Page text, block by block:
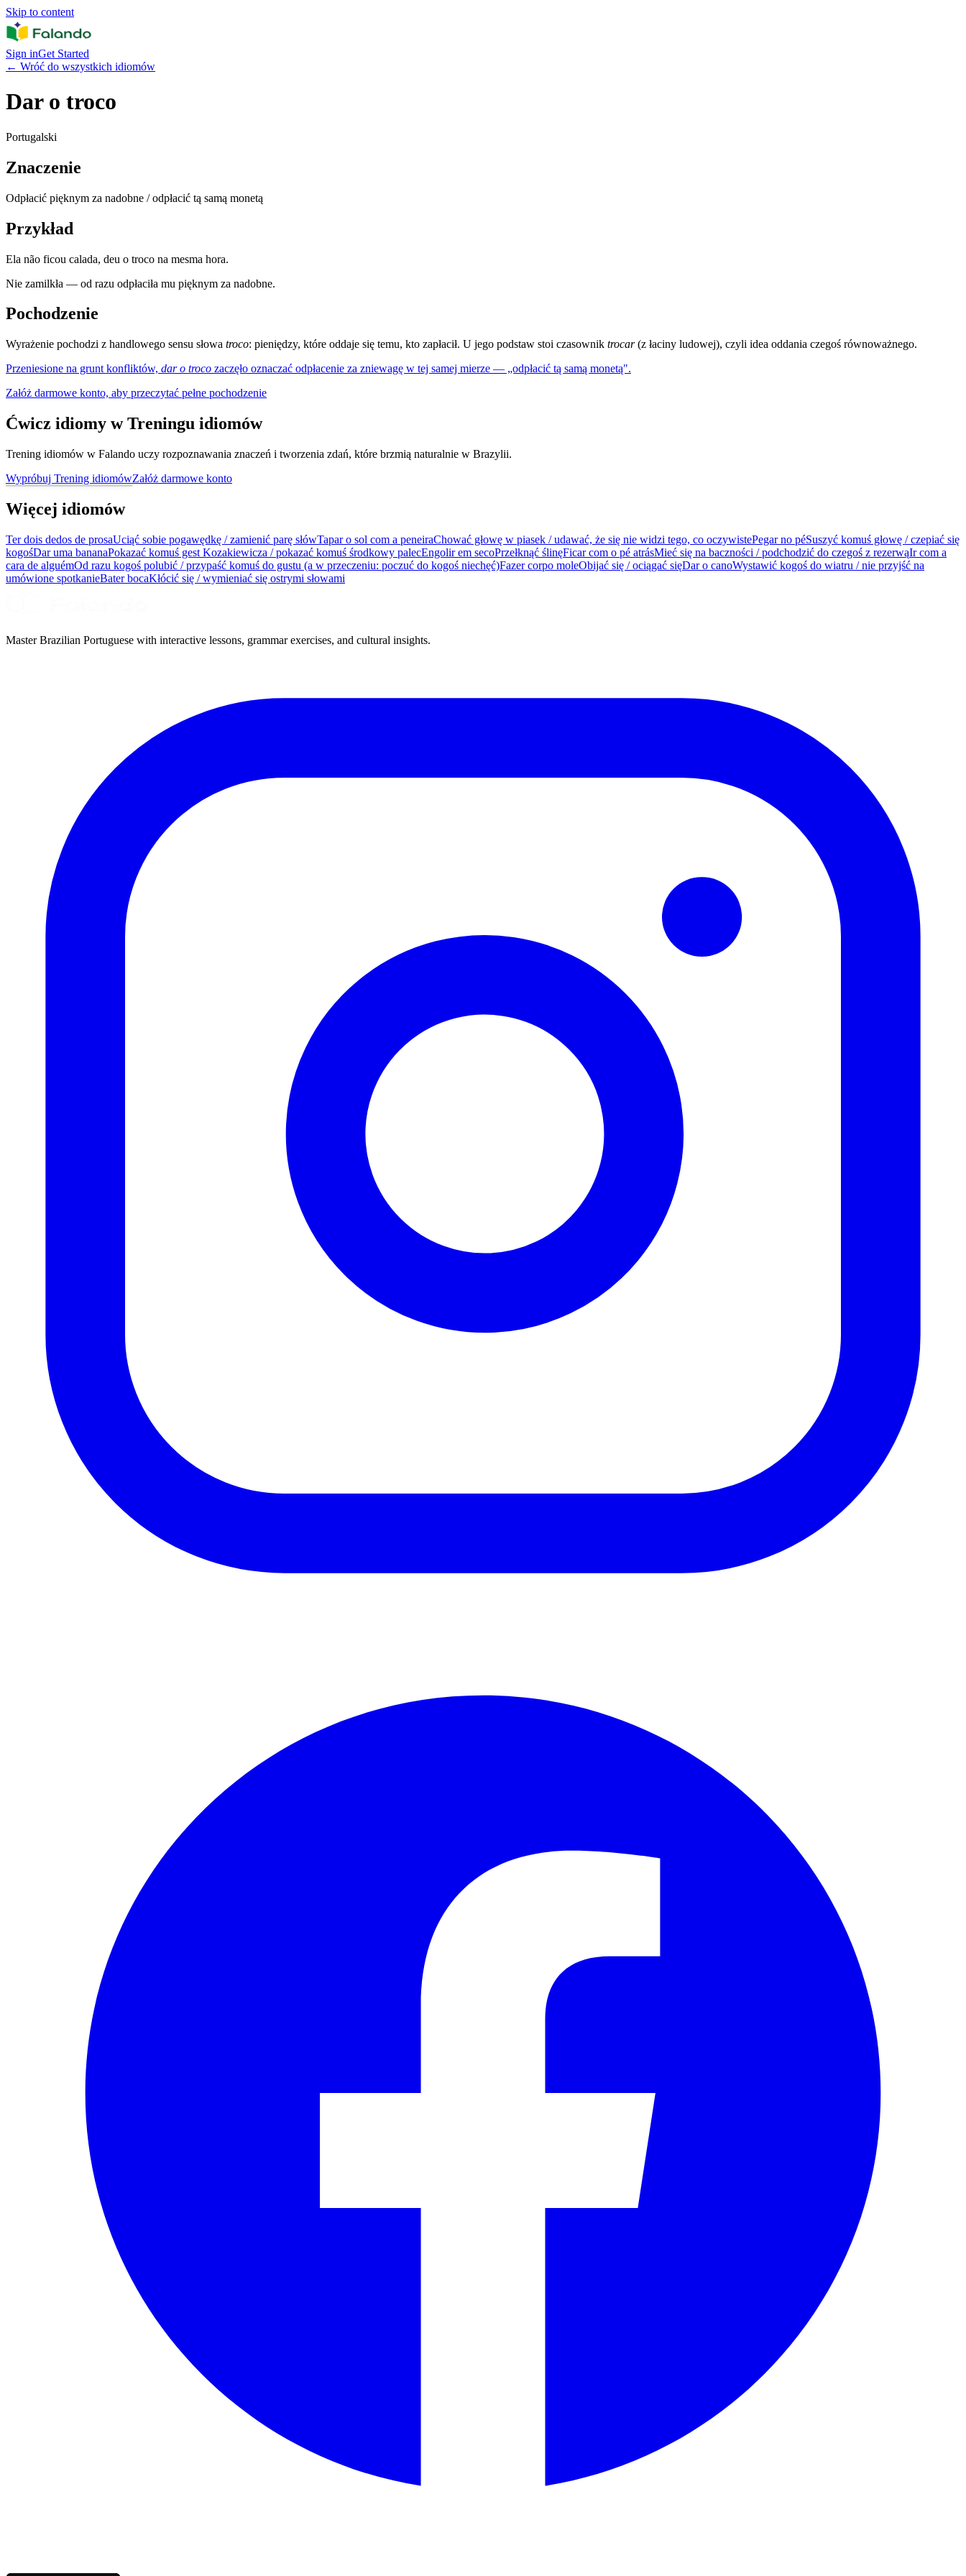
Skip to content
Sign inGet Started
← Wróć do wszystkich idiomów
Dar o troco
Portugalski
Znaczenie
Odpłacić pięknym za nadobne / odpłacić tą samą monetą
Przykład
Ela não ficou calada, deu o troco na mesma hora.
Nie zamilkła — od razu odpłaciła mu pięknym za nadobne.
Pochodzenie
Wyrażenie pochodzi z handlowego sensu słowa troco: pieniędzy, które oddaje się temu, kto zapłacił. U jego podstaw stoi czasownik trocar(z łaciny ludowej), czyli idea oddania czegoś równoważnego.
Przeniesione na grunt konfliktów, dar o troco zaczęło oznaczać odpłacenie za zniewagę w tej samej mierze — „odpłacić tą samą monetą".
Załóż darmowe konto, aby przeczytać pełne pochodzenie
Ćwicz idiomy w Treningu idiomów
Trening idiomów w Falando uczy rozpoznawania znaczeń i tworzenia zdań, które brzmią naturalnie w Brazylii.
Wypróbuj Trening idiomówZałóż darmowe konto
Więcej idiomów
Ter dois dedos de prosaUciąć sobie pogawędkę / zamienić parę słówTapar o sol com a peneiraChować głowę w piasek / udawać, że się nie widzi tego, co oczywistePegar no péSuszyć komuś głowę / czepiać się
kogośDar uma bananaPokazać komuś gest Kozakiewicza / pokazać komuś środkowy palecEngolir em secoPrzełknąć ślinęFicar com o pé atrásMieć się na baczności / podchodzić do czegoś z rezerwąIr com a
cara de alguémOd razu kogoś polubić / przypaść komuś do gustu (a w przeczeniu: poczuć do kogoś niechęć)Fazer corpo moleObijać się / ociągać sięDar o canoWystawić kogoś do wiatru / nie przyjść na
umówione spotkanieBater bocaKłócić się / wymieniać się ostrymi słowami
Master Brazilian Portuguese with interactive lessons, grammar exercises, and cultural insights.